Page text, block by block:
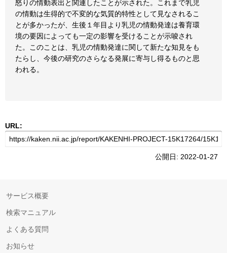
怒りの情動表出と関連したことが示された。これまで乳児
の情動は生得的で不変的な気質的特性として見なされるこ
とが多かったが、生後１年目より乳児の情動発達は養育環
境の要因によっても一定の影響を受けることが示唆され
た。このことは、乳児の情動発達に関して新たな知見をも
たらし、今後の研究のさらなる発展に寄与し得るものと思
われる。
URL:
公開日: 2022-01-27
サービス概要
検索マニュアル
よくある質問
お知らせ